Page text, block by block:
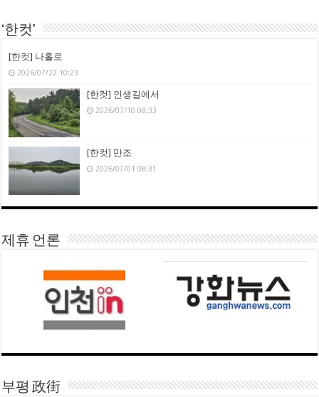
‘한컷’
[한컷] 나홀로
2026/07/22 10:23
[한컷] 인생길에서
2026/07/10 08:33
[한컷] 만조
2026/07/01 08:31
제휴 언론
부평 政街